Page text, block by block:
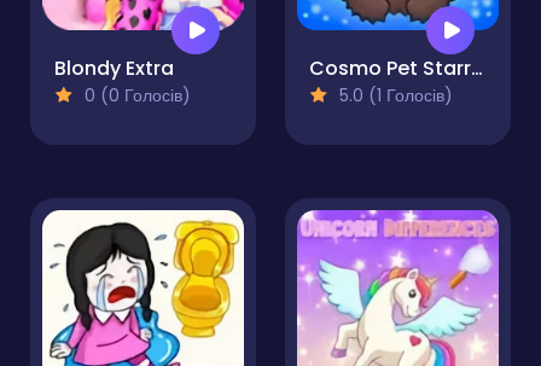
Blondy Extra
0 (0 Голосів)
Cosmo Pet Starry Care
5.0 (1 Голосів)